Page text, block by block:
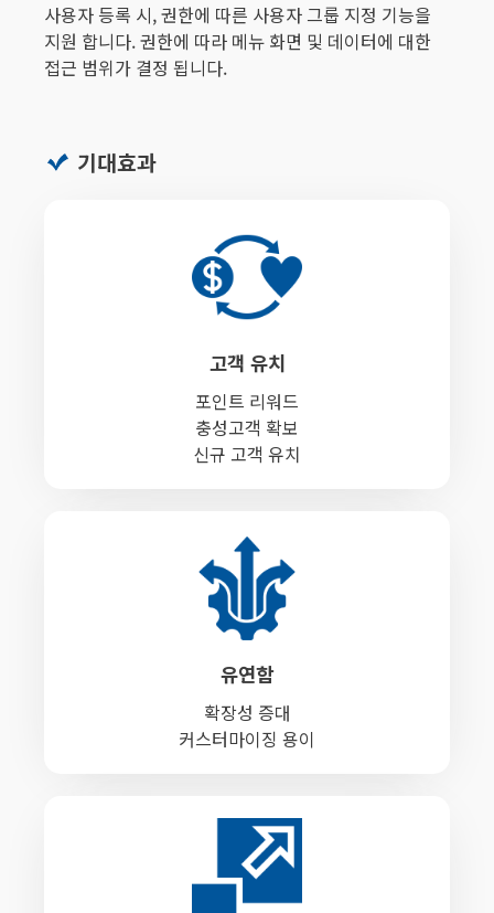
사용자 등록 시, 권한에 따른 사용자 그룹 지정 기능을
지원 합니다. 권한에 따라 메뉴 화면 및 데이터에 대한
접근 범위가 결정 됩니다.
기대효과
고객 유치
포인트 리워드
충성고객 확보
신규 고객 유치
유연함
확장성 증대
커스터마이징 용이